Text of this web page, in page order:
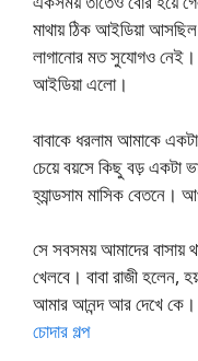
মাথায় ঠিক আইডিয়া
লাগানোর মত সুযোগও নেই।
আইডিয়া এলো।
বাবাকে ধরলাম আমাকে
চেয়ে বয়সে কিছু বড় একটা
হ্যান্ডসাম মাসিক বেতনে।
সে সবসময় আমাদের বাসায়
খেলবে। বাবা রাজী হলেন,
আমার আনন্দ আর দেখে কে।
চোদার গল্প